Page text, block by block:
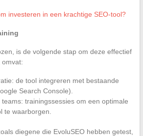
investeren in een krachtige SEO-tool?
is de volgende stap om deze effectief
omvat:
de tool integreren met bestaande
Search Console).
trainingssessies om een optimale
te waarborgen.
diegene die EvoluSEO hebben getest,